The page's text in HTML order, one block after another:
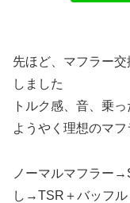
先ほど、マフラー
しました
トルク感、音、乗
ようやく理想のマ
ノーマルマフラー
し→TSR＋バッフル